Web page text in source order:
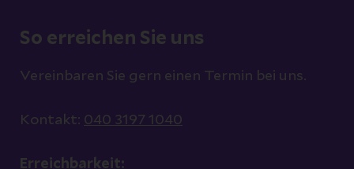
So erreichen Sie uns
Vereinbaren Sie gern einen Termin bei uns.
Kontakt: 040 3197 1040
Erreichbarkeit: